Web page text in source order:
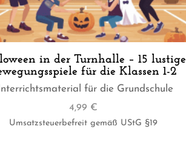
in der Turnhalle – 15 lustige
für die Klassen 1-2
für die Grundschule
4,99 €
Umsatzsteuerbefreit gemäß UStG §19